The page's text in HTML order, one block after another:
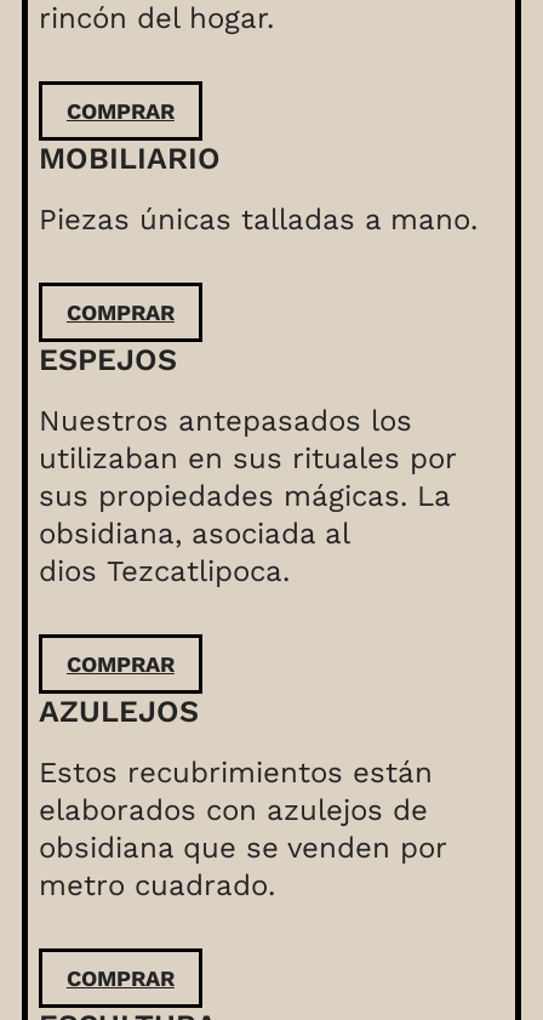
rincón del hogar.
COMPRAR
MOBILIARIO
Piezas únicas talladas a mano.
COMPRAR
ESPEJOS
Nuestros antepasados los
utilizaban en sus rituales por
sus propiedades mágicas. La
obsidiana, asociada al
dios Tezcatlipoca.
COMPRAR
AZULEJOS
Estos recubrimientos están
elaborados con azulejos de
obsidiana que se venden por
metro cuadrado.
COMPRAR